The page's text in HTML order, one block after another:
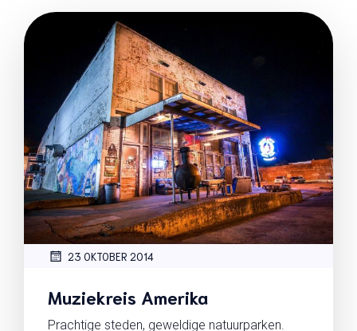
23 OKTOBER 2014
Muziekreis Amerika
Prachtige steden, geweldige natuurparken.